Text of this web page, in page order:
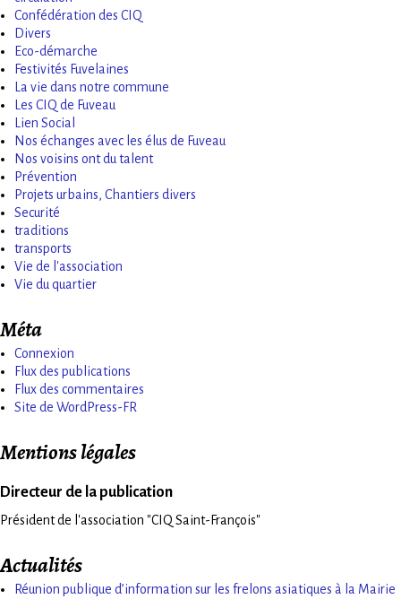
Confédération des CIQ
Divers
Eco-démarche
Festivités Fuvelaines
La vie dans notre commune
Les CIQ de Fuveau
Lien Social
Nos échanges avec les élus de Fuveau
Nos voisins ont du talent
Prévention
Projets urbains, Chantiers divers
Securité
traditions
transports
Vie de l'association
Vie du quartier
Méta
Connexion
Flux des publications
Flux des commentaires
Site de WordPress-FR
Mentions légales
Directeur de la publication
Président de l'association "CIQ Saint-François"
Actualités
Réunion publique d’information sur les frelons asiatiques à la Mairie